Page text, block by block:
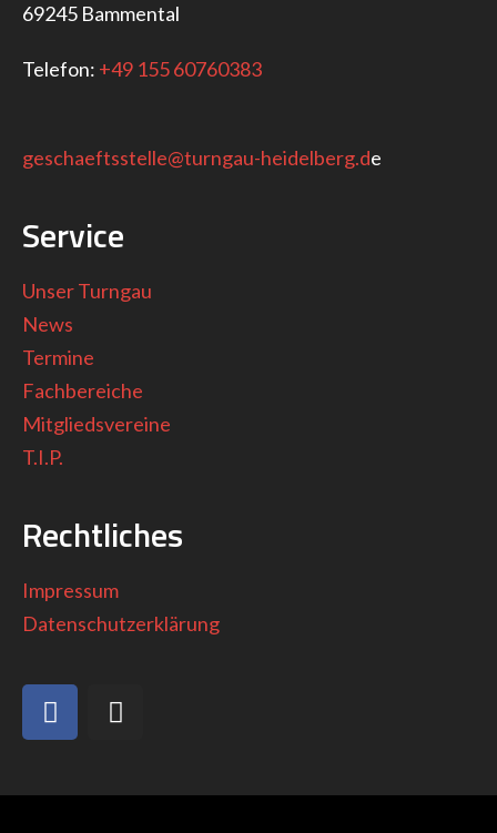
69245 Bammental
Telefon: +49 155 60760383
geschaeftsstelle@turngau-heidelberg.de
Service
Unser Turngau
News
Termine
Fachbereiche
Mitgliedsvereine
T.I.P.
Rechtliches
Impressum
Datenschutzerklärung